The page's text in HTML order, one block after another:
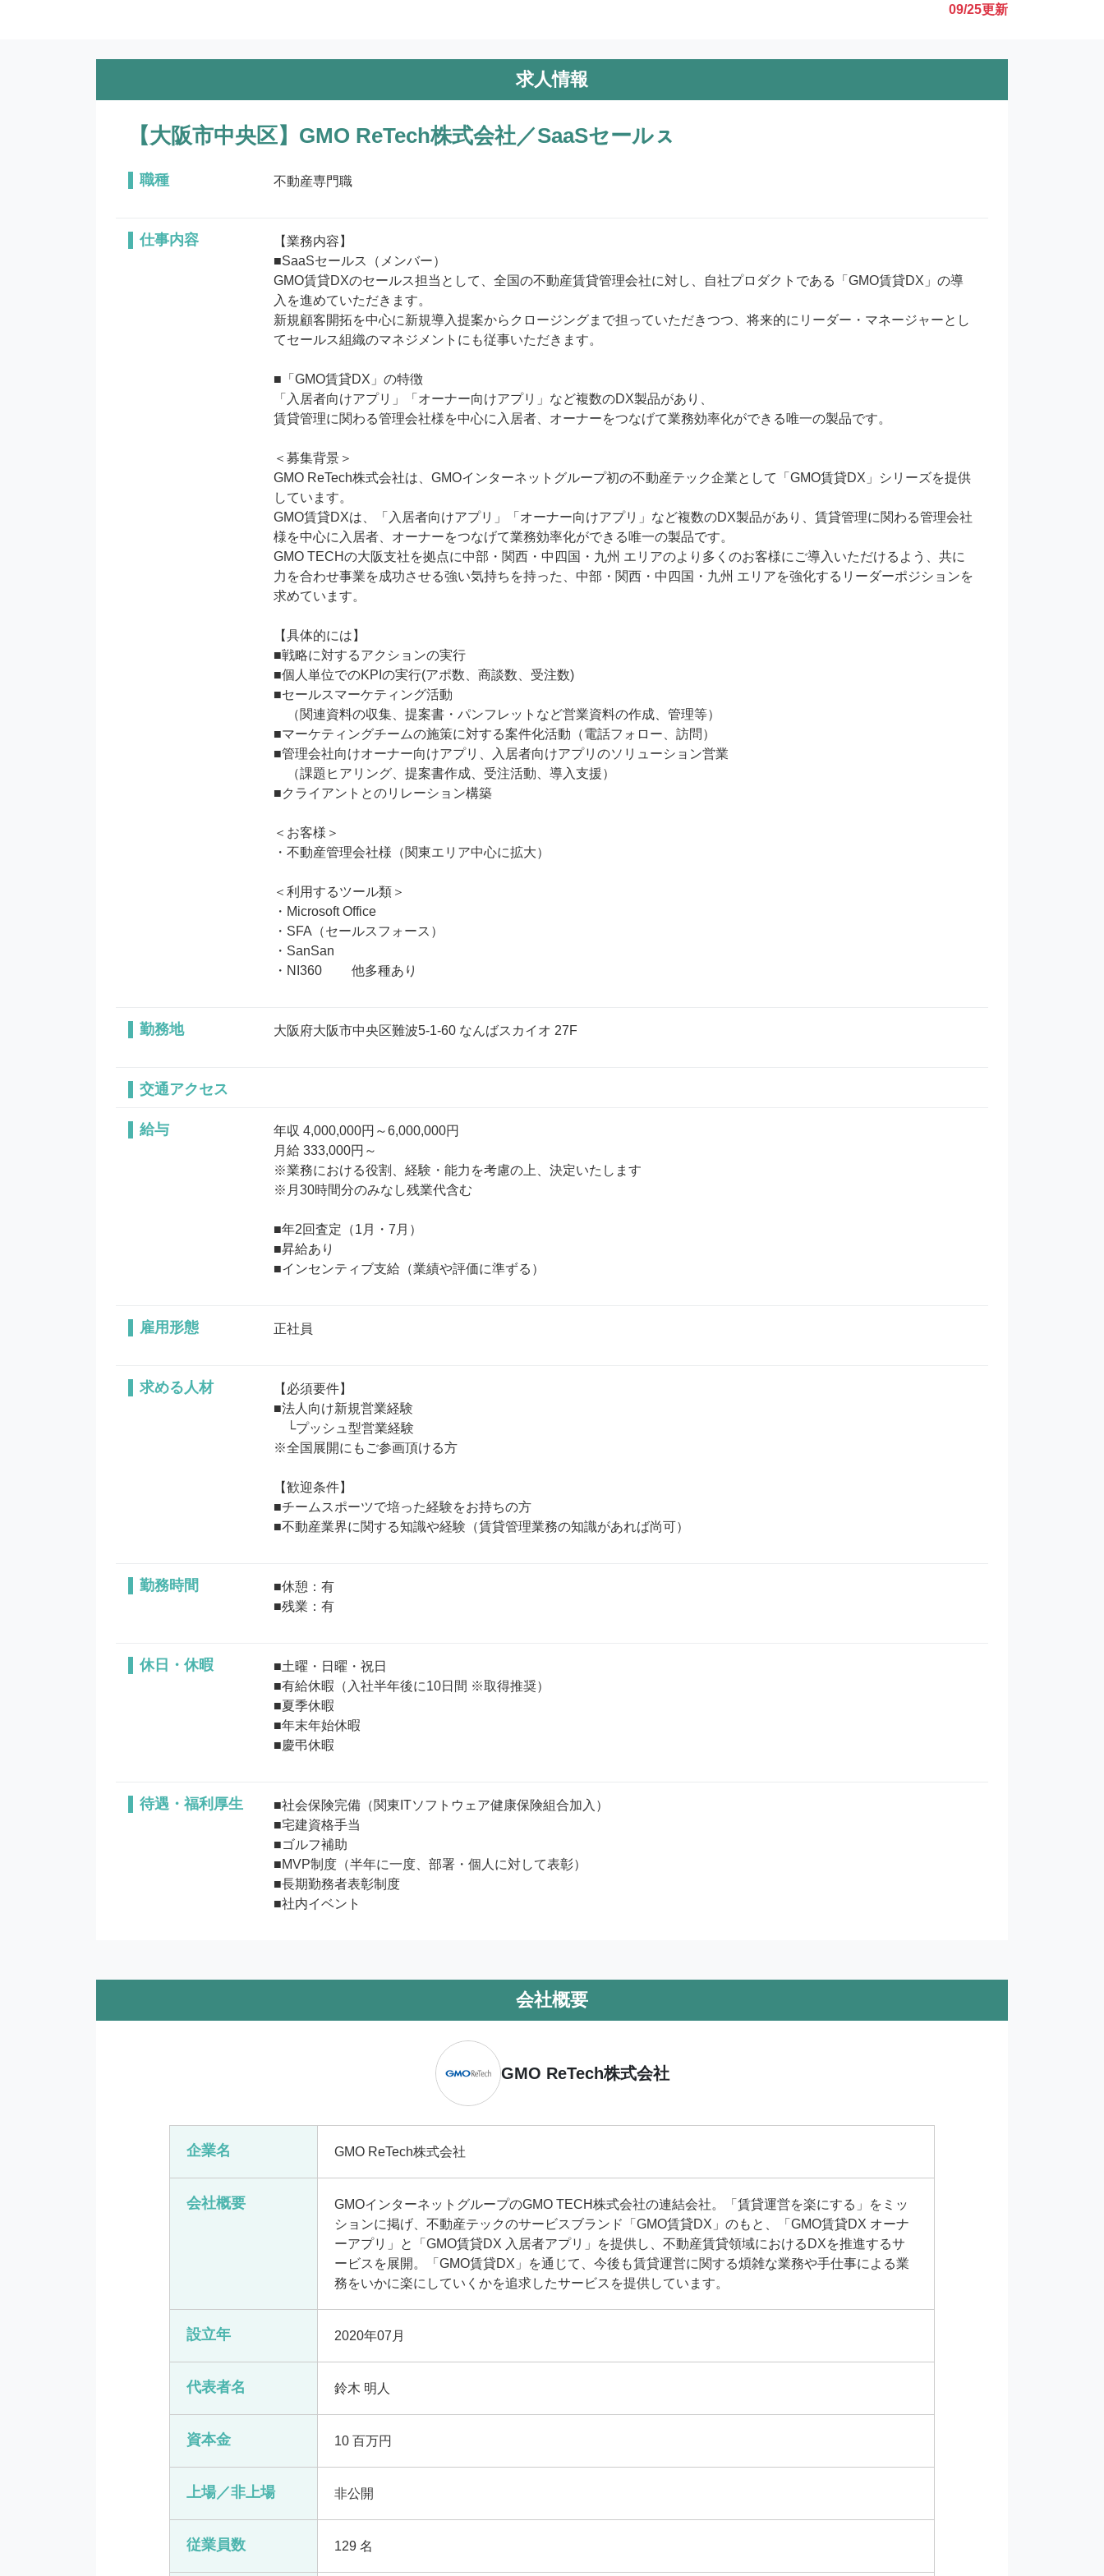
09/25更新
求人情報
【大阪市中央区】GMO ReTech株式会社／SaaSセールㇲ
職種 不動産専門職
仕事内容
【業務内容】
■SaaSセールス（メンバー）
GMO賃貸DXのセールス担当として、全国の不動産賃貸管理会社に対し、自社プロダクトである「GMO賃貸DX」の導
入を進めていただきます。
新規顧客開拓を中心に新規導入提案からクロージングまで担っていただきつつ、将来的にリーダー・マネージャーとし
てセールス組織のマネジメントにも従事いただきます。
■「GMO賃貸DX」の特徴
「入居者向けアプリ」「オーナー向けアプリ」など複数のDX製品があり、
賃貸管理に関わる管理会社様を中心に入居者、オーナーをつなげて業務効率化ができる唯一の製品です。
＜募集背景＞
GMO ReTech株式会社は、GMOインターネットグループ初の不動産テック企業として「GMO賃貸DX」シリーズを提供
しています。
GMO賃貸DXは、「入居者向けアプリ」「オーナー向けアプリ」など複数のDX製品があり、賃貸管理に関わる管理会社
様を中心に入居者、オーナーをつなげて業務効率化ができる唯一の製品です。
GMO TECHの大阪支社を拠点に中部・関⻄・中四国・九州 エリアのより多くのお客様にご導入いただけるよう、共に
力を合わせ事業を成功させる強い気持ちを持った、中部・関⻄・中四国・九州 エリアを強化するリーダーポジションを
求めています。
【具体的には】
■戦略に対するアクションの実行
■個人単位でのKPIの実行(アポ数、商談数、受注数)
■セールスマーケティング活動
（関連資料の収集、提案書・パンフレットなど営業資料の作成、管理等）
■マーケティングチームの施策に対する案件化活動（電話フォロー、訪問）
■管理会社向けオーナー向けアプリ、入居者向けアプリのソリューション営業
（課題ヒアリング、提案書作成、受注活動、導入支援）
■クライアントとのリレーション構築
＜お客様＞
・不動産管理会社様（関東エリア中心に拡大）
＜利用するツール類＞
・Microsoft Office
・SFA（セールスフォース）
・SanSan
・NI360 　　他多種あり
勤務地 大阪府大阪市中央区難波5-1-60 なんばスカイオ 27F
交通アクセス
給与
年収 4,000,000円～6,000,000円
月給 333,000円～
※業務における役割、経験・能力を考慮の上、決定いたします
※月30時間分のみなし残業代含む
■年2回査定（1月・7月）
■昇給あり
■インセンティブ支給（業績や評価に準ずる）
雇用形態 正社員
求める人材
【必須要件】
■法人向け新規営業経験
└プッシュ型営業経験
※全国展開にもご参画頂ける方
【歓迎条件】
■チームスポーツで培った経験をお持ちの方
■不動産業界に関する知識や経験（賃貸管理業務の知識があれば尚可）
勤務時間
■休憩：有
■残業：有
休日・休暇
■土曜・日曜・祝日
■有給休暇（入社半年後に10日間 ※取得推奨）
■夏季休暇
■年末年始休暇
待遇・福利厚生
■社会保険完備（関東ITソフトウェア健康保険組合加入）
■宅建資格手当
■ゴルフ補助
■MVP制度（半年に一度、部署・個人に対して表彰）
■長期勤務者表彰制度
■社内イベント
会社概要
GMO ReTech株式会社
企業名 GMO ReTech株式会社
会社概要
GMOインターネットグループのGMO TECH株式会社の連結会社。「賃貸運営を楽にする」をミッ
ションに掲げ、不動産テックのサービスブランド「GMO賃貸DX」のもと、「GMO賃貸DX オーナ
ーアプリ」と「GMO賃貸DX 入居者アプリ」を提供し、不動産賃貸領域におけるDXを推進するサ
ービスを展開。「GMO賃貸DX」を通じて、今後も賃貸運営に関する煩雑な業務や手仕事による業
務をいかに楽にしていくかを追求したサービスを提供しています。
設立年 2020年07月
代表者名 鈴木 明人
資本金 10 百万円
上場／非上場 非公開
従業員数 129 名